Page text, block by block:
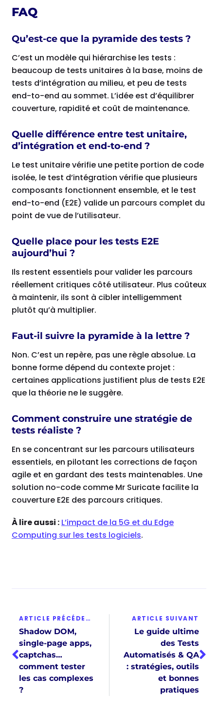
FAQ
Qu’est-ce que la pyramide des tests ?
C’est un modèle qui hiérarchise les tests :
beaucoup de tests unitaires à la base, moins de
tests d’intégration au milieu, et peu de tests
end-to-end au sommet. L’idée est d’équilibrer
couverture, rapidité et coût de maintenance.
Quelle différence entre test unitaire,
d’intégration et end-to-end ?
Le test unitaire vérifie une petite portion de code
isolée, le test d’intégration vérifie que plusieurs
composants fonctionnent ensemble, et le test
end-to-end (E2E) valide un parcours complet du
point de vue de l’utilisateur.
Quelle place pour les tests E2E
aujourd’hui ?
Ils restent essentiels pour valider les parcours
réellement critiques côté utilisateur. Plus coûteux
à maintenir, ils sont à cibler intelligemment
plutôt qu’à multiplier.
Faut-il suivre la pyramide à la lettre ?
Non. C’est un repère, pas une règle absolue. La
bonne forme dépend du contexte projet :
certaines applications justifient plus de tests E2E
que la théorie ne le suggère.
Comment construire une stratégie de
tests réaliste ?
En se concentrant sur les parcours utilisateurs
essentiels, en pilotant les corrections de façon
agile et en gardant des tests maintenables. Une
solution no-code comme Mr Suricate facilite la
couverture E2E des parcours critiques.
À lire aussi : L’impact de la 5G et du Edge
Computing sur les tests logiciels.
ARTICLE PRÉCÉDENT
Shadow DOM,
single-page apps,
captchas…
comment tester
les cas complexes
?
ARTICLE SUIVANT
Le guide ultime
des Tests
Automatisés & QA
: stratégies, outils
et bonnes
pratiques